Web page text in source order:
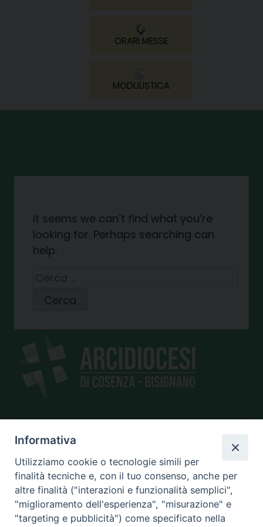
ORARI MESSE
MODULISTICA
It seems we can’t find what you’re
looking for. Perhaps searching can
help.
SEDE
piazza Giano Parrasio, 16
87100 Cosenza
Informativa
Utilizziamo cookie o tecnologie simili per
finalità tecniche e, con il tuo consenso, anche per
altre finalità ("interazioni e funzionalità semplici",
"miglioramento dell'esperienza", "misurazione" e
"targeting e pubblicità") come specificato nella